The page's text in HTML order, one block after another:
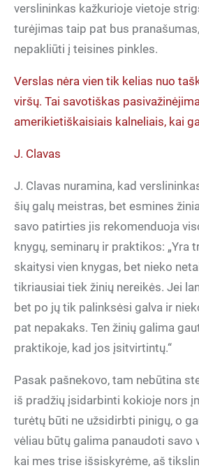
verslininkas kažkurioje vietoje
turėjimas taip pat bus
nepakliūti į teisines pinkles.
Verslas nėra vien tik kelias nuo
viršų. Tai savotiškas
amerikietiškaisiais kalneliais, kai
J. Clavas
J. Clavas nuramina, kad
šių galų meistras, bet esmines
savo patirties jis rekomenduoja
knygų, seminarų ir praktikos: „Yra
skaitysi vien knygas, bet nieko
tikriausiai tiek žinių nereikės. Jei
bet po jų tik palinksėsi galva ir
pat nepakaks. Ten žinių galima
praktikoje, kad jos įsitvirtintų.“
Pasak pašnekovo, tam nebūtina
iš pradžių įsidarbinti kokioje nors
turėtų būti ne užsidirbti pinigų, o
vėliau būtų galima panaudoti savo
kai mes trise išsiskyrėme, aš